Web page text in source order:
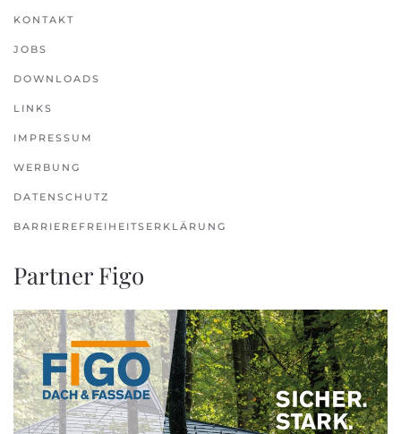
KONTAKT
JOBS
DOWNLOADS
LINKS
IMPRESSUM
WERBUNG
DATENSCHUTZ
BARRIEREFREIHEITSERKLÄRUNG
Partner Figo